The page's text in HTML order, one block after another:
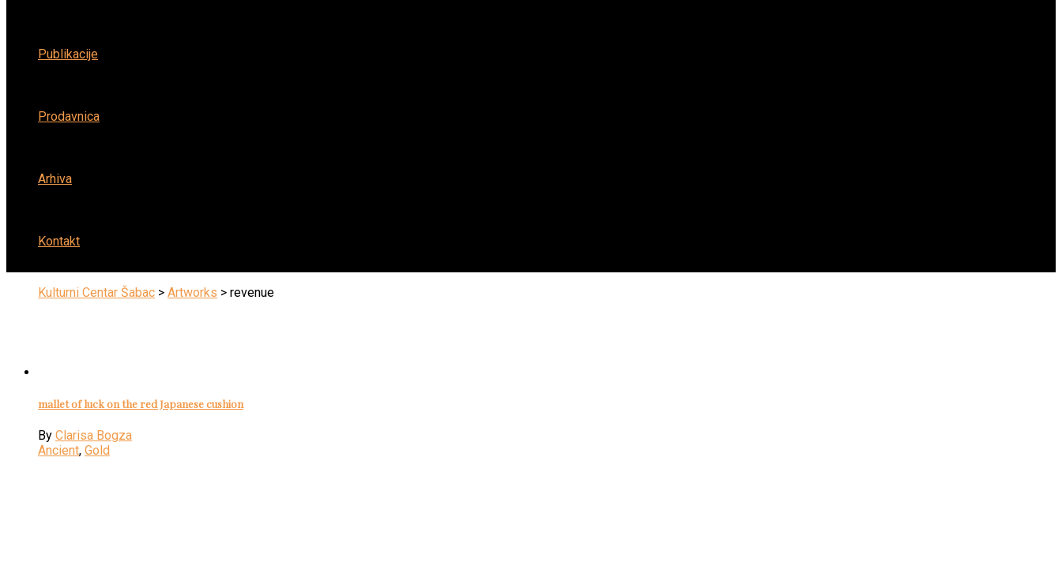
Publikacije
Prodavnica
Arhiva
Kontakt
Kulturni Centar Šabac > Artworks > revenue
mallet of luck on the red Japanese cushion
By Clarisa Bogza
Ancient, Gold